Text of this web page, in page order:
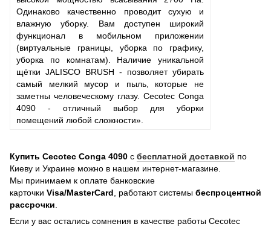
Одинаково качественно проводит сухую и
влажную уборку. Вам доступен широкий
функционал в мобильном приложении
(виртуальные границы, уборка по графику,
уборка по комнатам). Наличие уникальной
щётки JALISCO BRUSH - позволяет убирать
самый мелкий мусор и пыль, которые не
заметны человеческому глазу. Cecotec Conga
4090 - отличный выбор для уборки
помещений любой сложности».
Купить Cecotec Conga 4090 с бесплатной доставкой по
Киеву и Украине можно в нашем интернет-магазине.
Мы принимаем к оплате банковские
карточки Visa/MasterCard , работают системы беспроцентной
рассрочки
Если у вас остались сомнения в качестве работы Cecotec